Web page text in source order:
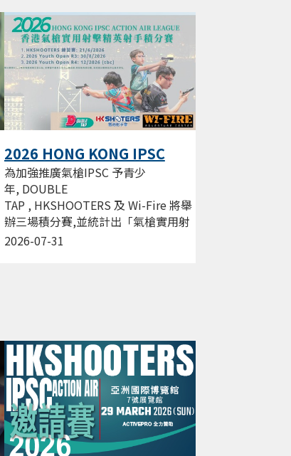
2026 HONG KONG IPSC
Action AIR League
2026-07-31
為加強推廣氣槍IPSC 予青少
年, DOUBLE
TAP , HKSHOOTERS 及 Wi-Fire 將舉
辦三場積分賽,並統計出「氣槍實用射
擊精英射手」 獎項, 嘉許於2026年曾